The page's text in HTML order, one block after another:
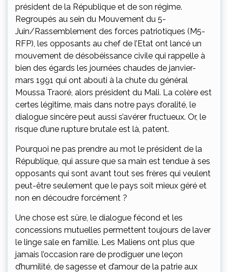
président de la République et de son régime.
Regroupés au sein du Mouvement du 5-
Juin/Rassemblement des forces patriotiques (M5-
RFP), les opposants au chef de l’Etat ont lancé un
mouvement de désobéissance civile qui rappelle à
bien des égards les journées chaudes de janvier-
mars 1991 qui ont abouti à la chute du général
Moussa Traoré, alors président du Mali. La colère est
certes légitime, mais dans notre pays d’oralité, le
dialogue sincère peut aussi s’avérer fructueux. Or, le
risque d’une rupture brutale est là, patent.
Pourquoi ne pas prendre au mot le président de la
République, qui assure que sa main est tendue à ses
opposants qui sont avant tout ses frères qui veulent
peut-être seulement que le pays soit mieux géré et
non en découdre forcément ?
Une chose est sûre, le dialogue fécond et les
concessions mutuelles permettent toujours de laver
le linge sale en famille. Les Maliens ont plus que
jamais l’occasion rare de prodiguer une leçon
d’humilité, de sagesse et d’amour de la patrie aux